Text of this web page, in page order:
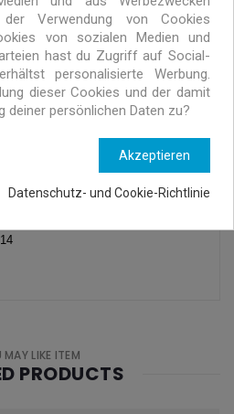
das perfekte Leselicht.
7 cm
MAY LIKE ITEM
PRODUCTS
Verwendung von Cookies
von sozialen Medien und
hast du Zugriff auf Social-
personalisierte Werbung.
dieser Cookies und der damit
deiner persönlichen Daten zu?
Akzeptieren
Datenschutz- und Cookie-Richtlinie